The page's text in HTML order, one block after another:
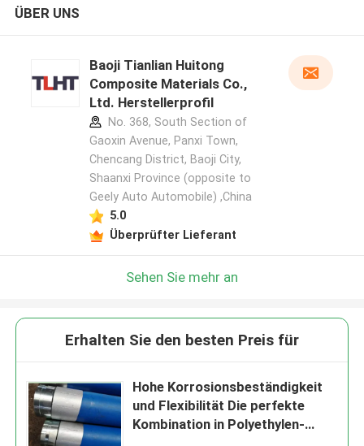
ÜBER UNS
Baoji Tianlian Huitong
Composite Materials Co.,
Ltd. Herstellerprofil
No. 368, South Section of
Gaoxin Avenue, Panxi Town,
Chencang District, Baoji City,
Shaanxi Province (opposite to
Geely Auto Automobile) ,China
5.0
Überprüfter Lieferant
Sehen Sie mehr an
Erhalten Sie den besten Preis für
Hohe Korrosionsbeständigkeit
und Flexibilität Die perfekte
Kombination in Polyethylen-